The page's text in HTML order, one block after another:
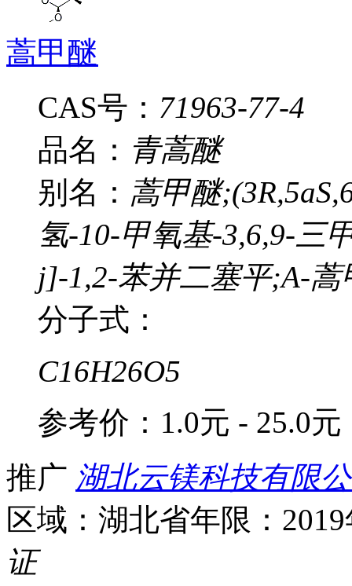
蒿甲醚
CAS号： 71963-77-4
品名： 青蒿醚
别名： 蒿甲醚
氢-10-甲氧基-3,6,9-三
j]-1,2-苯并二塞平;A-蒿
分子式：
C16H26O5
参考价： 1.0元 - 25.0元
推广 湖北云镁科技有限
区域：湖北省年限：
证